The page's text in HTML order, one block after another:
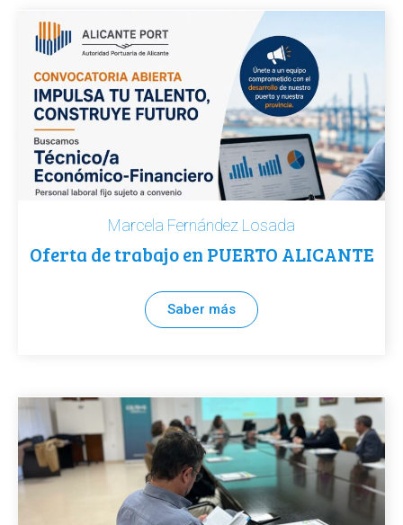
Marcela Fernández Losada
Oferta de trabajo en PUERTO ALICANTE
Saber más